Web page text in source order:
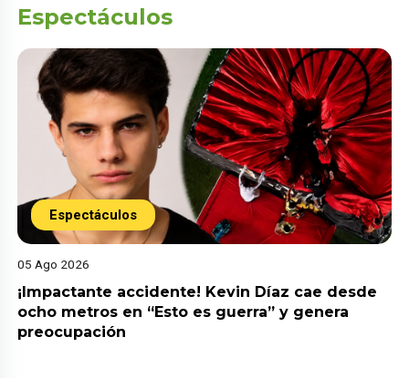
Espectáculos
Espectáculos
05 Ago 2026
¡Impactante accidente! Kevin Díaz cae desde
ocho metros en “Esto es guerra” y genera
preocupación